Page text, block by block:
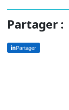
Partager :
Partager